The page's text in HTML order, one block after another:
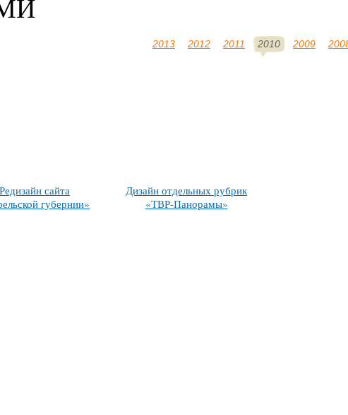
2013 2012 2011 2010 2009
Редизайн сайта
губернии»
Дизайн отдельных рубрик
«ТВР-Панорамы»